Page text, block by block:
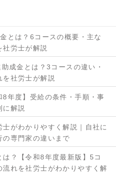
とは？6コースの概要・主な
労士が解説
成金とは？3コースの違い・
社労士が解説
年度】受給の条件・手順・事
に解説
がわかりやすく解説｜自社に
専門家の違いまで
？【令和8年度最新版】5コ
れを社労士がわかりやすく解